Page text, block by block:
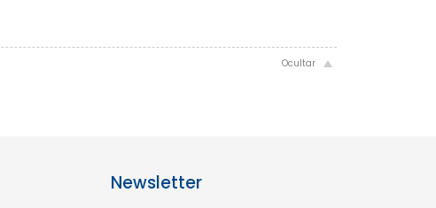
Newsletter